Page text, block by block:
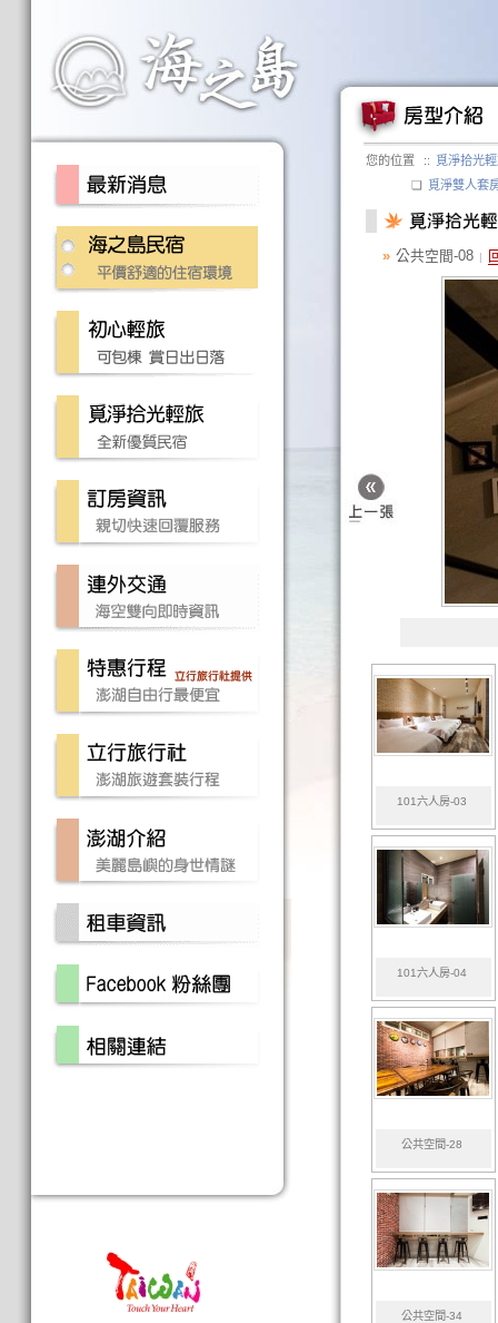
您的位置 :: 覓淨拾光
❏ 覓淨雙人套
» 公共空間-08 |
101六人房-03
101六人房-04
公共空間-28
公共空間-34